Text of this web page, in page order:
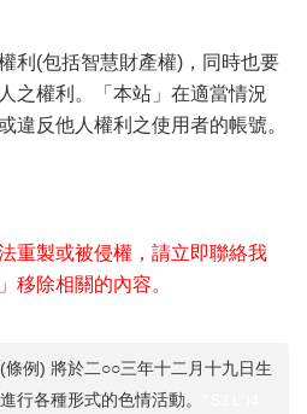
利(包括智慧財產權)，同時也要
之權利。「本站」在適當情況
違反他人權利之使用者的帳號。
重製或被侵權，請立即聯絡我
移除相關的內容。
條例) 將於二○○三年十二月十九日生
行各種形式的色情活動。